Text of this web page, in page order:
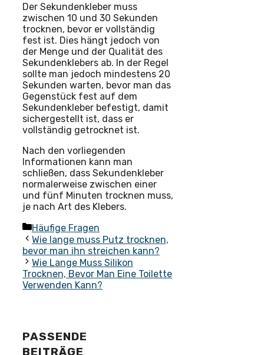
Der Sekundenkleber muss
zwischen 10 und 30 Sekunden
trocknen, bevor er vollständig
fest ist. Dies hängt jedoch von
der Menge und der Qualität des
Sekundenklebers ab. In der Regel
sollte man jedoch mindestens 20
Sekunden warten, bevor man das
Gegenstück fest auf dem
Sekundenkleber befestigt, damit
sichergestellt ist, dass er
vollständig getrocknet ist.
Nach den vorliegenden
Informationen kann man
schließen, dass Sekundenkleber
normalerweise zwischen einer
und fünf Minuten trocknen muss,
je nach Art des Klebers.
Kategorien
Häufige Fragen
Wie lange muss Putz trocknen,
bevor man ihn streichen kann?
Wie Lange Muss Silikon
Trocknen, Bevor Man Eine Toilette
Verwenden Kann?
PASSENDE
BEITRÄGE